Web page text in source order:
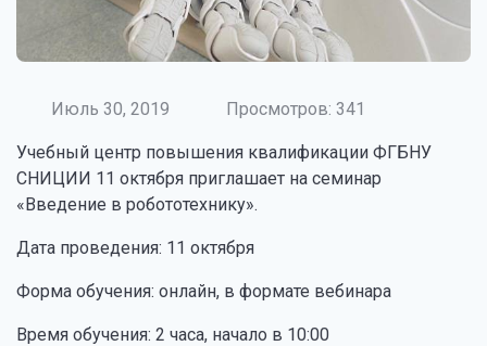
Июль 30, 2019 Просмотров: 341
Учебный центр повышения квалификации ФГБНУ
СНИЦИИ 11 октября приглашает на семинар
«Введение в робототехнику».
Дата проведения: 11 октября
Форма обучения: онлайн, в формате вебинара
Время обучения: 2 часа, начало в 10:00